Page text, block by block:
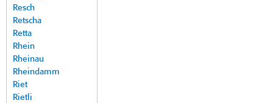
Resch
Retscha
Retta
Rhein
Rheinau
Rheindamm
Riet
Rietli